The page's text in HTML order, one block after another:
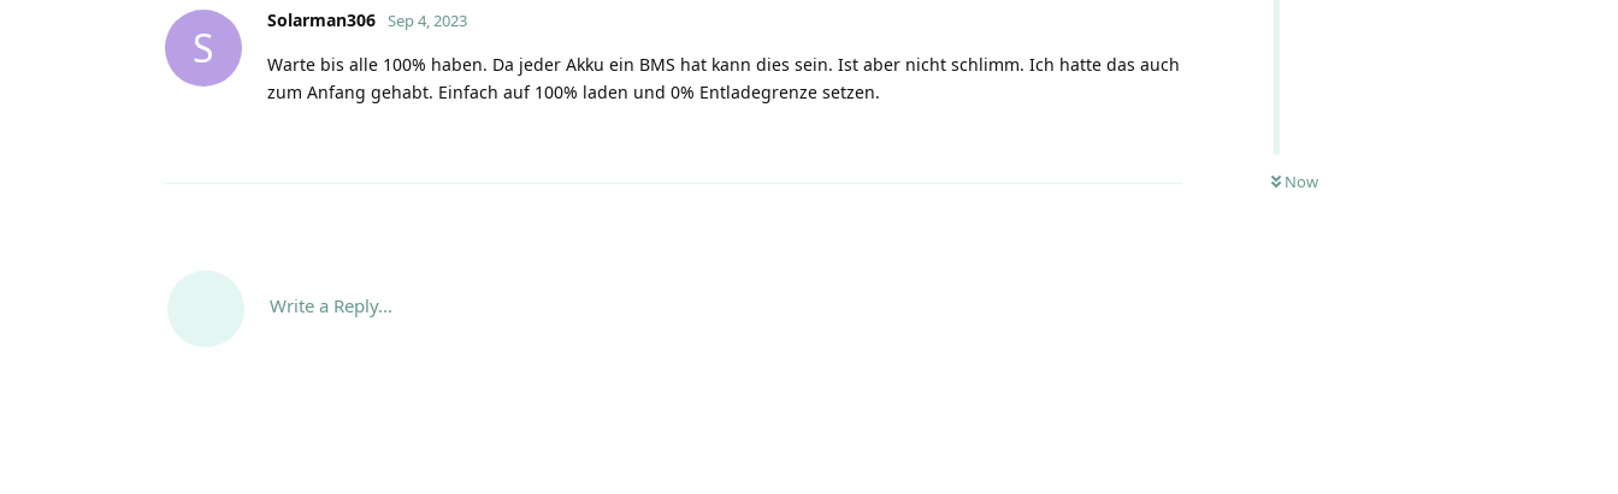
Now
S
Solarman306 Sep 4, 2023
Warte bis alle 100% haben. Da jeder Akku ein BMS hat kann dies sein. Ist aber nicht schlimm. Ich hatte das auch
zum Anfang gehabt. Einfach auf 100% laden und 0% Entladegrenze setzen.
Write a Reply...